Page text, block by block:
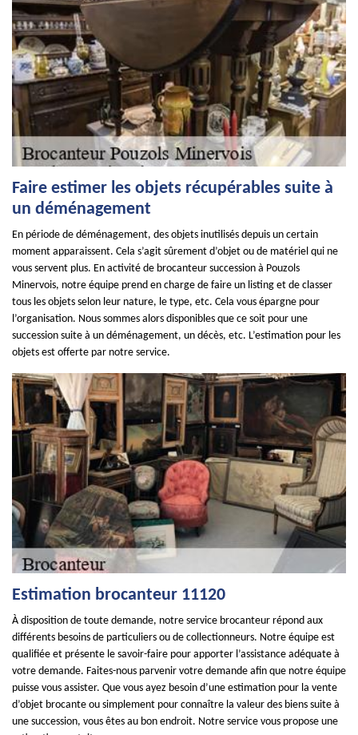
Faire estimer les objets récupérables suite à
un déménagement
En période de déménagement, des objets inutilisés depuis un certain
moment apparaissent. Cela s’agit sûrement d’objet ou de matériel qui ne
vous servent plus. En activité de brocanteur succession à Pouzols
Minervois, notre équipe prend en charge de faire un listing et de classer
tous les objets selon leur nature, le type, etc. Cela vous épargne pour
l’organisation. Nous sommes alors disponibles que ce soit pour une
succession suite à un déménagement, un décès, etc. L’estimation pour les
objets est offerte par notre service.
Estimation brocanteur 11120
À disposition de toute demande, notre service brocanteur répond aux
différents besoins de particuliers ou de collectionneurs. Notre équipe est
qualifiée et présente le savoir-faire pour apporter l’assistance adéquate à
votre demande. Faites-nous parvenir votre demande afin que notre équipe
puisse vous assister. Que vous ayez besoin d’une estimation pour la vente
d’objet brocante ou simplement pour connaître la valeur des biens suite à
une succession, vous êtes au bon endroit. Notre service vous propose une